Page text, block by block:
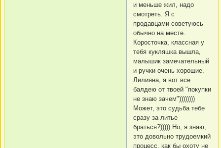
и меньше жил, надо
смотреть. Я с
продавцами советуюсь
обычно на месте.
Коросточка, классная у
тебя кукляшка вышла,
малышик замечательный
и ручки очень хорошие.
Лилияна, я вот все
балдею от твоей "покупки
не знаю зачем"))))))))
Может, это судьба тебе
сразу за литье
браться?))))) Но, я знаю,
это довольно трудоемкий
процесс, как бы охоту не